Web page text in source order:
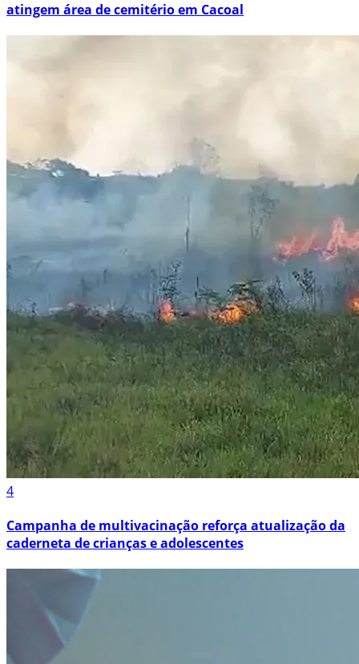
atingem área de cemitério em Cacoal
4
Campanha de multivacinação reforça atualização da
caderneta de crianças e adolescentes